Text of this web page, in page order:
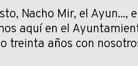
Nacho Mir, el Ayun...,
aquí en el
treinta años con